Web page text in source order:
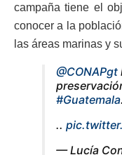
campaña tiene el
conocer a la
las áreas marinas y
@CONAPgt
#Guatemala.
..
— Lucía